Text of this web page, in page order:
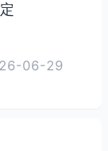
06-29